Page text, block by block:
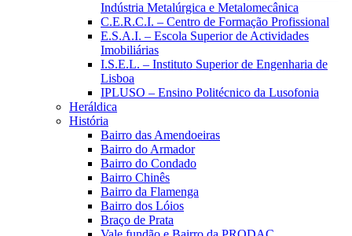
Indústria Metalúrgica e Metalomecânica
C.E.R.C.I. – Centro de Formação Profissional
E.S.A.I. – Escola Superior de Actividades
Imobiliárias
I.S.E.L. – Instituto Superior de Engenharia de
Lisboa
IPLUSO – Ensino Politécnico da Lusofonia
Heráldica
História
Bairro das Amendoeiras
Bairro do Armador
Bairro do Condado
Bairro Chinês
Bairro da Flamenga
Bairro dos Lóios
Braço de Prata